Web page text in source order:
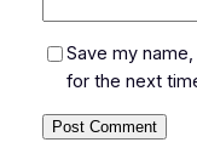
Save my
for the next